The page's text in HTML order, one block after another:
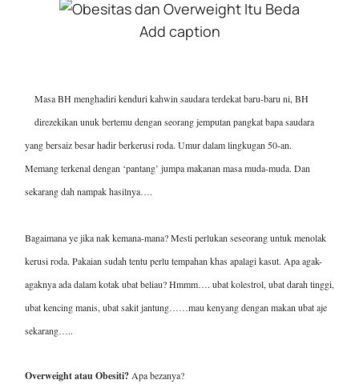
Add caption
Masa BH menghadiri kenduri kahwin saudara terdekat baru-baru ni, BH
direzekikan unuk bertemu dengan seorang jemputan pangkat bapa saudara
yang bersaiz besar hadir berkerusi roda. Umur dalam lingkugan 50-an.
Memang terkenal dengan ‘pantang’ jumpa makanan masa muda-muda. Dan
sekarang dah nampak hasilnya….
Bagaimana ye jika nak kemana-mana? Mesti perlukan seseorang untuk menolak
kerusi roda. Pakaian sudah tentu perlu tempahan khas apalagi kasut. Apa agak-
agaknya ada dalam kotak ubat beliau? Hmmm…. ubat kolestrol, ubat darah tinggi,
ubat kencing manis, ubat sakit jantung……mau kenyang dengan makan ubat aje
sekarang…..
Overweight atau Obesiti?Apa bezanya?